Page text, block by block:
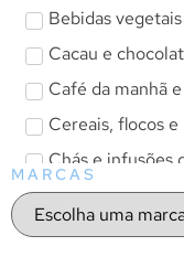
Bebidas
Cacau e
Café da manhã
Cereais, flocos e
Chás e infusões
Chás líquidos
Infusões
MARCAS